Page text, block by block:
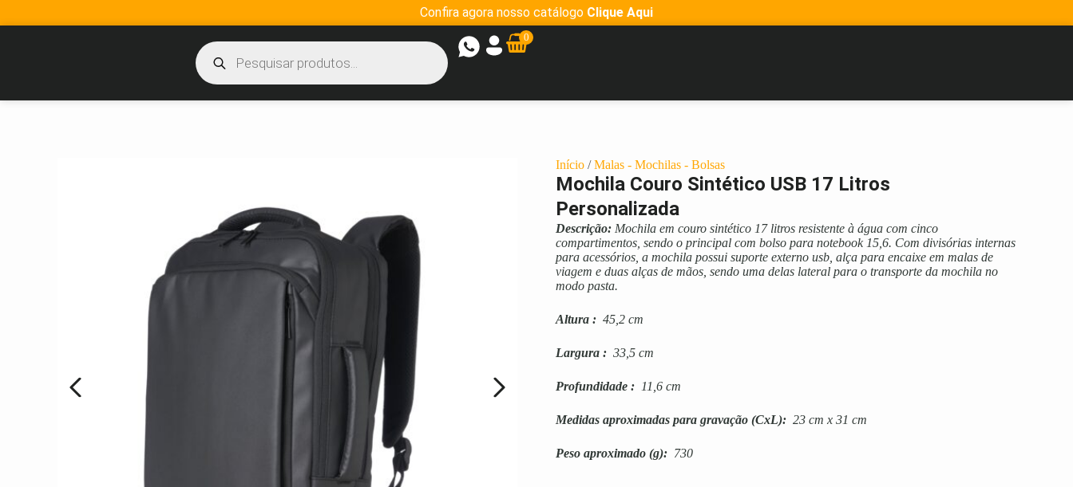
Confira agora nosso catálogo Clique Aqui
0
Início /Malas - Mochilas - Bolsas
Mochila Couro Sintético USB 17 Litros
Personalizada
Descrição: Mochila em couro sintético 17 litros resistente à água com cinco
compartimentos, sendo o principal com bolso para notebook 15,6. Com divisórias internas
para acessórios, a mochila possui suporte externo usb, alça para encaixe em malas de
viagem e duas alças de mãos, sendo uma delas lateral para o transporte da mochila no
modo pasta.
Altura : 45,2 cm
Largura : 33,5 cm
Profundidade : 11,6 cm
Medidas aproximadas para gravação (CxL): 23 cm x 31 cm
Peso aproximado (g): 730